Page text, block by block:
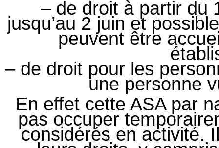
– de droit à partir du
jusqu’au 2 juin et
peuvent être
– de droit pour les
une personne
En effet cette ASA par
pas occuper
considérés en activité.